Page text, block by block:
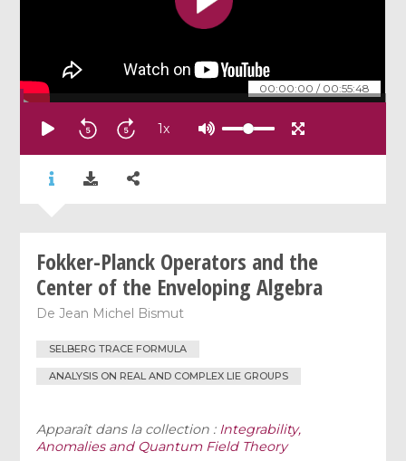
00:00:00 / 00:55:48
1x
Fokker-Planck Operators and the
Center of the Enveloping Algebra
DeJean Michel Bismut
SELBERG TRACE FORMULA
ANALYSIS ON REAL AND COMPLEX LIE GROUPS
Apparaît dans la collection : Integrability,
Anomalies and Quantum Field Theory